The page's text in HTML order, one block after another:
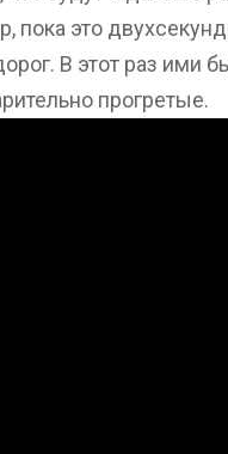
пока это
В этот раз ими
прогретые.